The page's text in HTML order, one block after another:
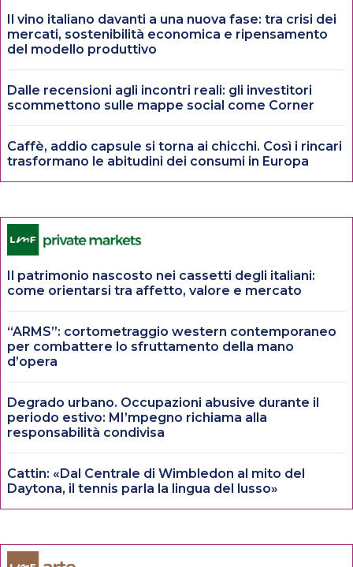
Il vino italiano davanti a una nuova fase: tra crisi dei
mercati, sostenibilità economica e ripensamento
del modello produttivo
Dalle recensioni agli incontri reali: gli investitori
scommettono sulle mappe social come Corner
Caffè, addio capsule si torna ai chicchi. Così i rincari
trasformano le abitudini dei consumi in Europa
Il patrimonio nascosto nei cassetti degli italiani:
come orientarsi tra affetto, valore e mercato
“ARMS”: cortometraggio western contemporaneo
per combattere lo sfruttamento della mano
d’opera
Degrado urbano. Occupazioni abusive durante il
periodo estivo: MI’mpegno richiama alla
responsabilità condivisa
Cattin: «Dal Centrale di Wimbledon al mito del
Daytona, il tennis parla la lingua del lusso»